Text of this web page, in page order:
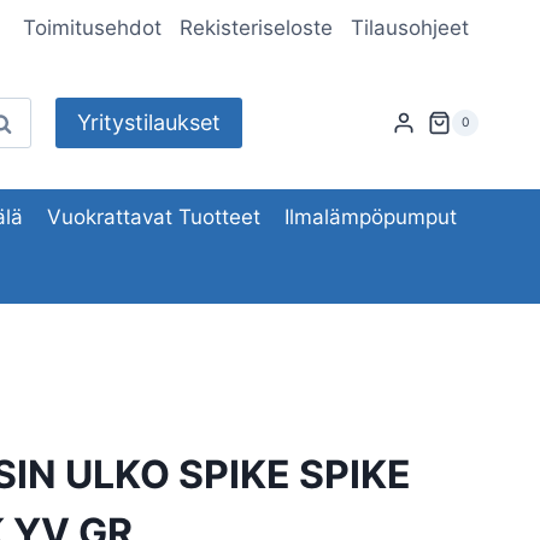
Toimitusehdot Rekisteriseloste Tilausohjeet
Yritystilaukset 0
Vuokrattavat Tuotteet Ilmalämpöpumput
ULKO SPIKE SPIKE